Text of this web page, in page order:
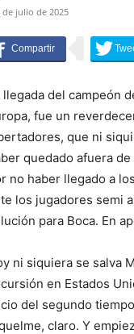
de julio de 2025
llegada del campeón
fue un
que ni
quedado afuera
no haber llegado a
los jugadores semi
para Boca. En
ni siquiera se salva
en Estados
del segundo
claro. Y